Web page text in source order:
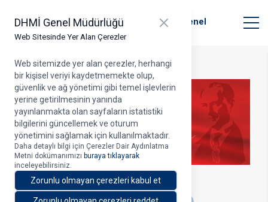
DHMİ Genel Müdürlüğü
Web Sitesinde Yer Alan Çerezler
Close panel
Web sitemizde yer alan çerezler, herhangi
bir kişisel veriyi kaydetmemekte olup,
güvenlik ve ağ yönetimi gibi temel işlevlerin
yerine getirilmesinin yanında
yayınlanmakta olan sayfaların istatistiki
bilgilerini güncellemek ve oturum
yönetimini sağlamak için kullanılmaktadır.
Daha detaylı bilgi için Çerezler Dair Aydınlatma
Metni dokümanımızı buraya tıklayarak
inceleyebilirsiniz.
Zorunlu olmayan çerezleri kabul et
Devlet Hava Meydanları İşletmesi Genel
Müdürlüğü
18.05.2026